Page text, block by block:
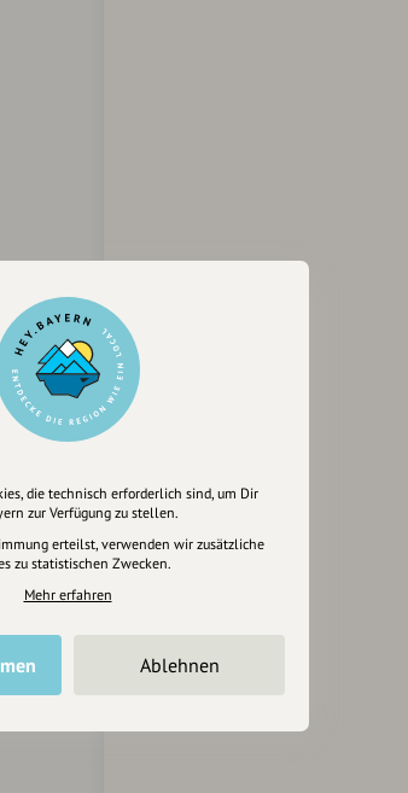
die technisch erforderlich sind, um Dir
zur Verfügung zu stellen.
erteilst, verwenden wir zusätzliche
zu statistischen Zwecken.
Mehr erfahren
Ablehnen